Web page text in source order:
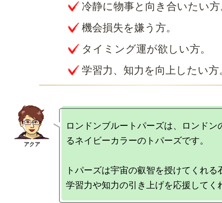
冷静に物事と向き合いたい方
機会損失を嫌う方。
タイミング運が欲しい方。
学習力、知力を向上したい方
ロンドンブルートパーズは、ロンドン
るネイビーカラーのトパーズです。
トパーズは宇宙の叡智を授けてくれる